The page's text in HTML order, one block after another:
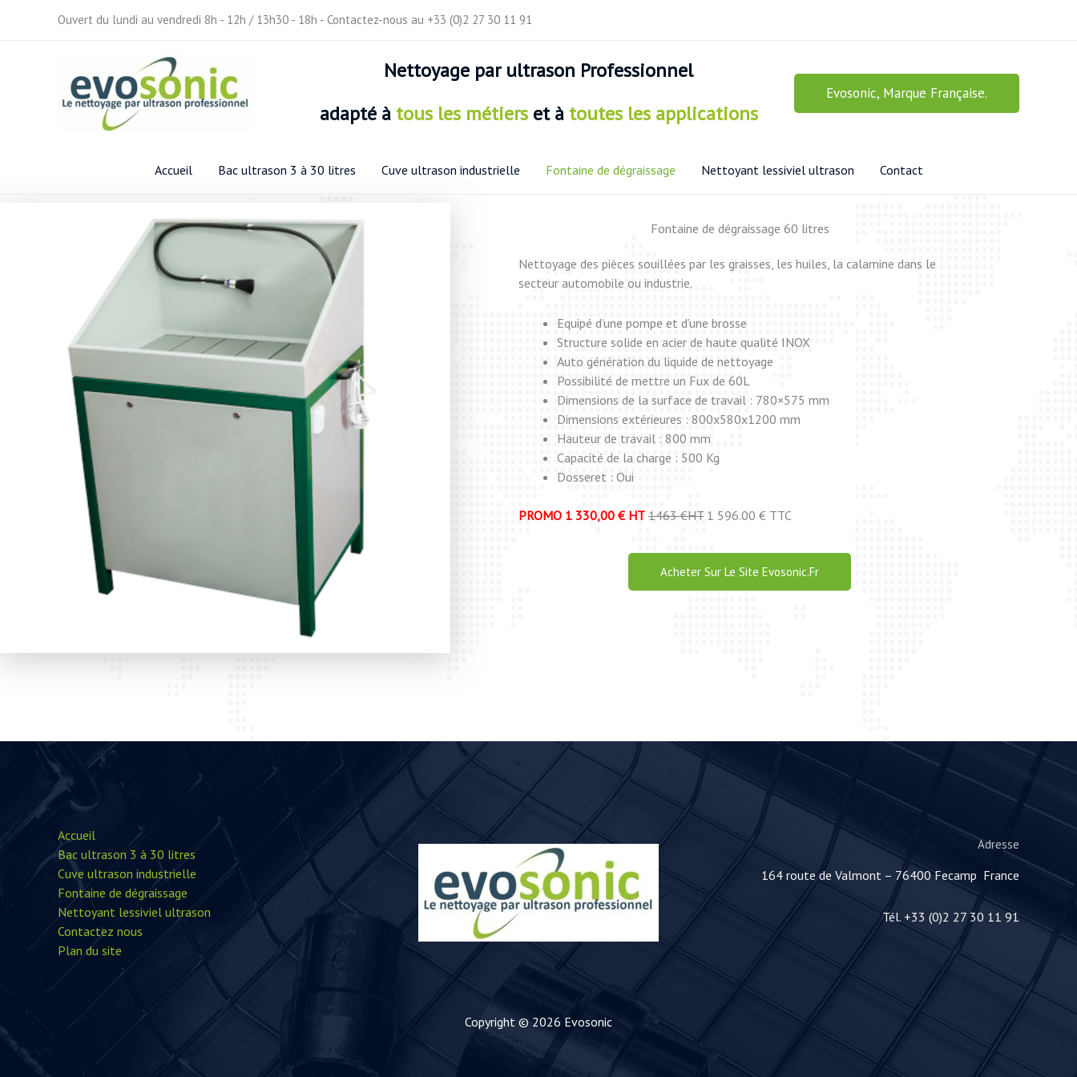
Ouvert du lundi au vendredi 8h - 12h / 13h30 - 18h - Contactez-nous au +33 (0)2 27 30 11 91
Nettoyage par ultrason Professionnel
adapté à tous les métierset à toutes les applications
Evosonic, Marque Française.
Accueil Bac ultrason 3 à 30 litres Cuve ultrason industrielle Fontaine de dégraissage Nettoyant lessiviel ultrason Contact
Fontaine de dégraissage 60 litres
Nettoyage des pièces souillées par les graisses, les huiles, la calamine dans le
secteur automobile ou industrie.
Equipé d’une pompe et d’une brosse
Structure solide en acier de haute qualité INOX
Auto génération du liquide de nettoyage
Possibilité de mettre un Fux de 60L
Dimensions de la surface de travail : 780×575 mm
Dimensions extérieures : 800x580x1200 mm
Hauteur de travail : 800 mm
Capacité de la charge : 500 Kg
Dosseret : Oui
PROMO 1 330,00 € HT 1463 €HT1 596.00 € TTC
Acheter Sur Le Site Evosonic.fr
Accueil
Bac ultrason 3 à 30 litres
Cuve ultrason industrielle
Fontaine de dégraissage
Nettoyant lessiviel ultrason
Contactez nous
Plan du site
Adresse
164 route de Valmont – 76400 Fecamp France
Tél. +33 (0)2 27 30 11 91
Copyright © 2026 Evosonic